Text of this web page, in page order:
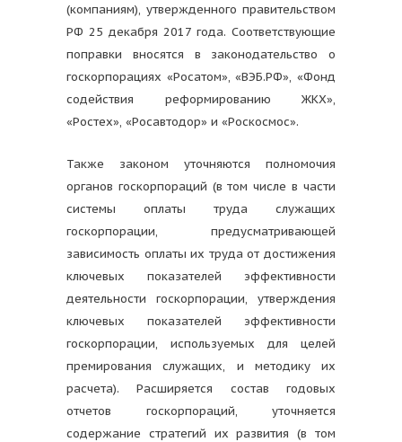
(компаниям), утвержденного правительством
РФ 25 декабря 2017 года. Соответствующие
поправки вносятся в законодательство о
госкорпорациях «Росатом», «ВЭБ.РФ», «Фонд
содействия реформированию ЖКХ»,
«Ростех», «Росавтодор» и «Роскосмос».
Также законом уточняются полномочия
органов госкорпораций (в том числе в части
системы оплаты труда служащих
госкорпорации, предусматривающей
зависимость оплаты их труда от достижения
ключевых показателей эффективности
деятельности госкорпорации, утверждения
ключевых показателей эффективности
госкорпорации, используемых для целей
премирования служащих, и методику их
расчета). Расширяется состав годовых
отчетов госкорпораций, уточняется
содержание стратегий их развития (в том